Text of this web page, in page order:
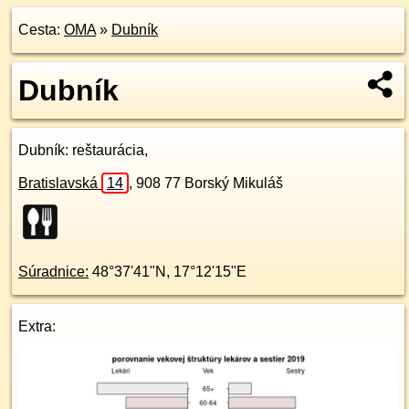
Cesta: OMA» Dubník
Dubník
Dubník: reštaurácia,
Bratislavská 14 , 908 77 Borský Mikuláš
Súradnice: 48°37'41"N , 17°12'15"E
Extra: